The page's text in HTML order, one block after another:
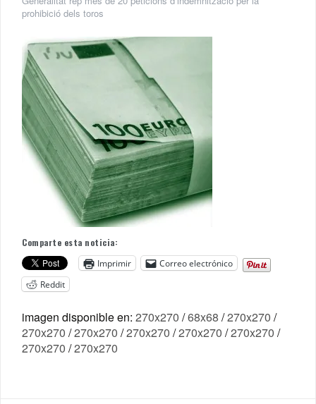
prohibició dels toros
Comparte esta noticia:
Imprimir
Correo electrónico
Reddit
imagen disponible en: 270x270 /68x68 /270x270 /
270x270 /270x270 /270x270 /270x270 /270x270 /
270x270 /270x270